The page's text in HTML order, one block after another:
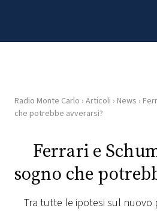
HOME
RADIO
WEB
RADIO
Radio Monte Carlo › Articoli › News ›
che potrebbe avverarsi?
Ferrari e
sogno che
Tra tutte le ipotesi sul nuovo